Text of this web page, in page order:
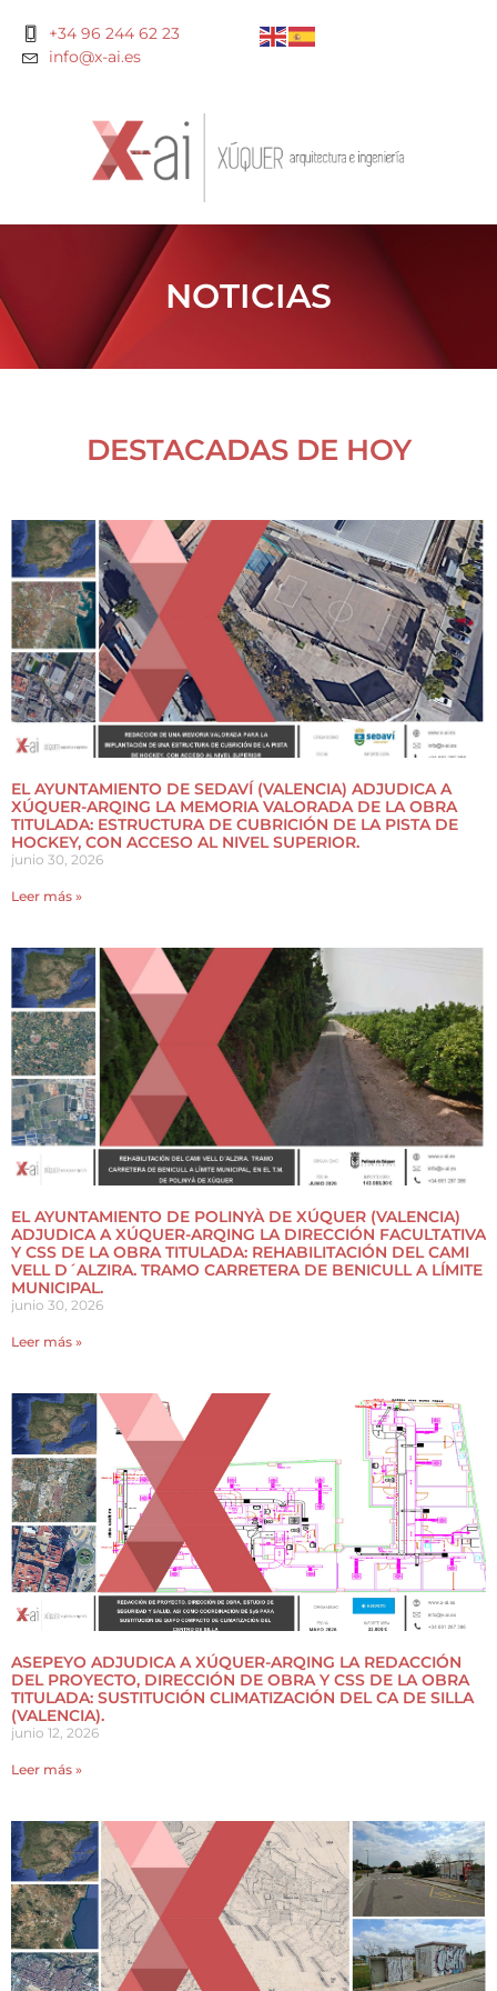
+34 96 244 62 23
info@x-ai.es
NOTICIAS
DESTACADAS DE HOY
EL AYUNTAMIENTO DE SEDAVÍ (VALENCIA) ADJUDICA A
XÚQUER-ARQING LA MEMORIA VALORADA DE LA OBRA
TITULADA: ESTRUCTURA DE CUBRICIÓN DE LA PISTA DE
HOCKEY, CON ACCESO AL NIVEL SUPERIOR.
junio 30, 2026
Leer más »
EL AYUNTAMIENTO DE POLINYÀ DE XÚQUER (VALENCIA)
ADJUDICA A XÚQUER-ARQING LA DIRECCIÓN FACULTATIVA
Y CSS DE LA OBRA TITULADA: REHABILITACIÓN DEL CAMI
VELL D´ALZIRA. TRAMO CARRETERA DE BENICULL A LÍMITE
MUNICIPAL.
junio 30, 2026
Leer más »
ASEPEYO ADJUDICA A XÚQUER-ARQING LA REDACCIÓN
DEL PROYECTO, DIRECCIÓN DE OBRA Y CSS DE LA OBRA
TITULADA: SUSTITUCIÓN CLIMATIZACIÓN DEL CA DE SILLA
(VALENCIA).
junio 12, 2026
Leer más »